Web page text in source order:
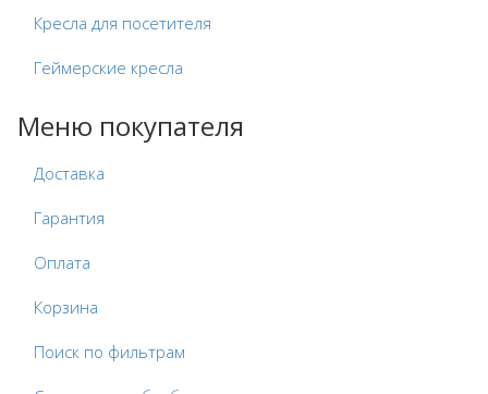
Кресла для посетителя
Геймерские кресла
Меню покупателя
Доставка
Гарантия
Оплата
Корзина
Поиск по фильтрам